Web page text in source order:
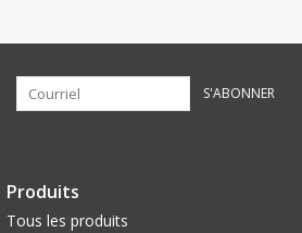
S'ABONNER
Produits
Tous les produits